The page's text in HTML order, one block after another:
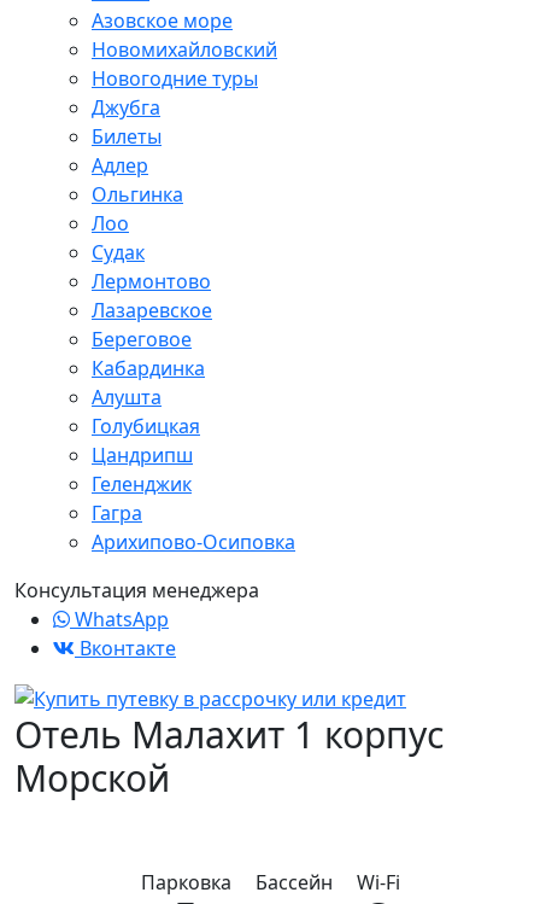
Азовское море
Новомихайловский
Новогодние туры
Джубга
Билеты
Адлер
Ольгинка
Лоо
Судак
Лермонтово
Лазаревское
Береговое
Кабардинка
Алушта
Голубицкая
Цандрипш
Геленджик
Гагра
Арихипово-Осиповка
Консультация менеджера
WhatsApp
Вконтакте
Отель Малахит 1 корпус
Морской
Парковка Бассейн Wi-Fi